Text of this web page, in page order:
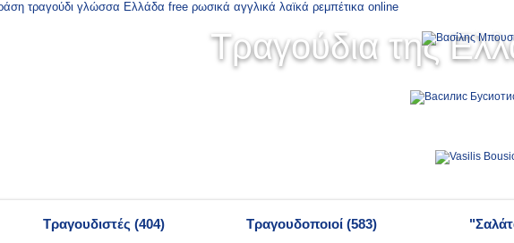
Τραγούδια της
Τραγουδιστές (404) Τραγουδοποιοί (583)